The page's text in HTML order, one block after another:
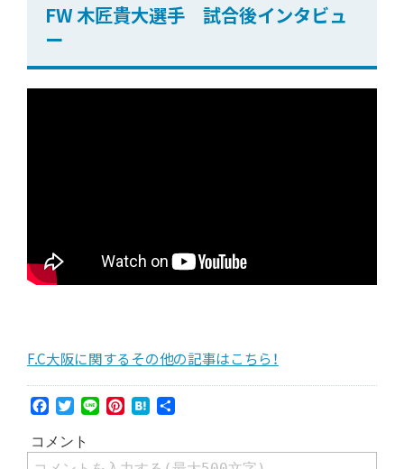
FW 木匠貴大選手 試合後インタビュ
ー
F.C大阪に関するその他の記事はこちら！
Facebook
Twitter
LinePinterest
Hatena
共